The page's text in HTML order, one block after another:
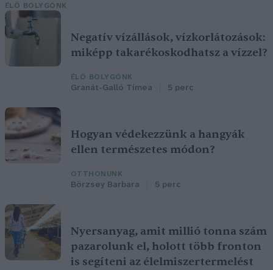
ÉLŐ BOLYGÓNK
Negatív vízállások, vízkorlátozások:
miképp takarékoskodhatsz a vízzel?
ÉLŐ BOLYGÓNK
Granát-Galló Tímea 5 perc
Hogyan védekezzünk a hangyák
ellen természetes módon?
OTTHONUNK
Börzsey Barbara 5 perc
Nyersanyag, amit millió tonna szám
pazarolunk el, holott több fronton
is segíteni az élelmiszertermelést